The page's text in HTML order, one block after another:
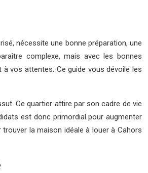
nécessite une bonne préparation, une
complexe, mais avec les bonnes
vos attentes. Ce guide vous dévoile les
Ce quartier attire par son cadre de vie
est donc primordial pour augmenter
la maison idéale à louer à Cahors